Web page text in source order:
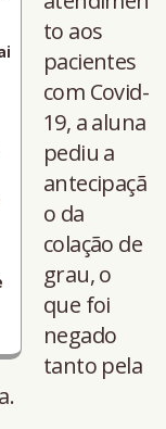
to aos
pacientes
com Covid-
19, a aluna
pediu a
antecipaçã
o da
colação de
grau, o
que foi
negado
tanto pela